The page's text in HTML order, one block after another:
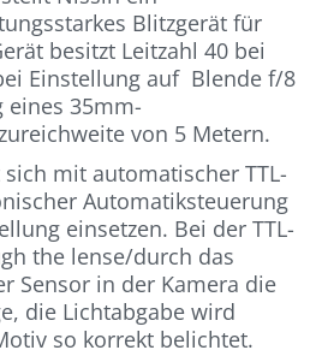
Blitzgerät für
besitzt Leitzahl 40 bei
Einstellung auf Blende f/8
eines 35mm-
von 5 Metern.
mit automatischer TTL-
Automatiksteuerung
einsetzen. Bei der TTL-
the lense/durch das
Sensor in der Kamera die
die Lichtabgabe wird
so korrekt belichtet.